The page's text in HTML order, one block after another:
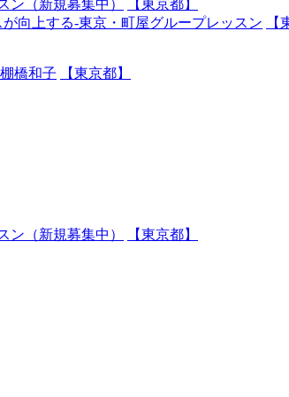
（新規募集中）
【東京都】
向上する-東京・町屋グループレッスン
【
橋和子 【東京都】
（新規募集中） 【東京都】